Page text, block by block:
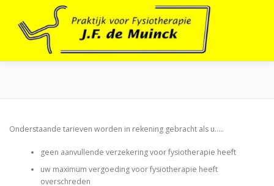
Onderstaande tarieven worden in rekening gebracht als u…..
geen aanvullende verzekering voor fysiotherapie heeft
uw maximum vergoeding voor fysiotherapie heeft
overschreden